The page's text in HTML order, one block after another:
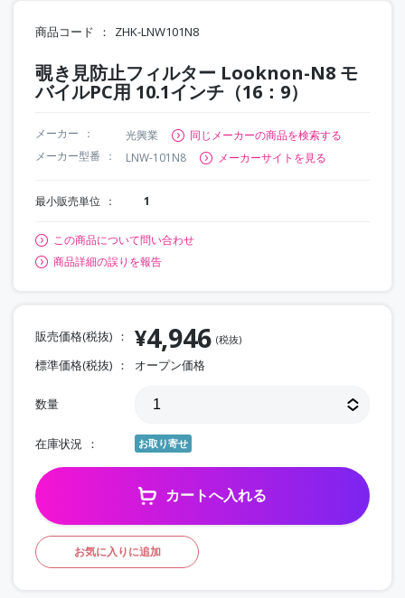
商品コード ZHK-LNW101N8
覗き見防止フィルター Looknon-N8 モ
バイルPC用 10.1インチ（16：9）
メーカー 光興業
同じメーカーの商品を検索する
メーカー型番
LNW-101N8 メーカーサイトを見る
最小販売単位 1
この商品について問い合わせ
商品詳細の誤りを報告
販売価格(税抜) ¥4,946 (税抜)
標準価格(税抜) オープン価格
数量
在庫状況 お取り寄せ
カートへ入れる
お気に入りに追加